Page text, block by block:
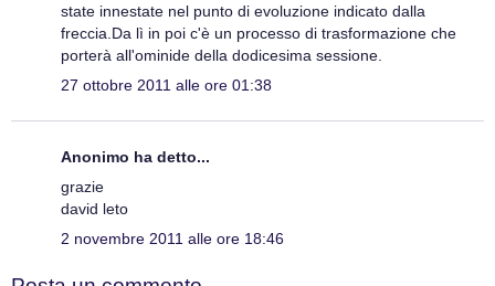
state innestate nel punto di evoluzione indicato dalla
freccia.Da lì in poi c'è un processo di trasformazione che
porterà all'ominide della dodicesima sessione.
27 ottobre 2011 alle ore 01:38
Anonimo ha detto...
grazie
david leto
2 novembre 2011 alle ore 18:46